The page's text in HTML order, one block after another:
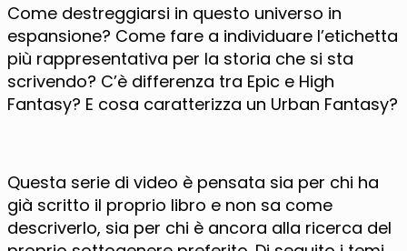
Come destreggiarsi in questo universo in
espansione? Come fare a individuare l’etichetta
più rappresentativa per la storia che si sta
scrivendo? C’è differenza tra Epic e High
Fantasy? E cosa caratterizza un Urban Fantasy?
Questa serie di video è pensata sia per chi ha
già scritto il proprio libro e non sa come
descriverlo, sia per chi è ancora alla ricerca del